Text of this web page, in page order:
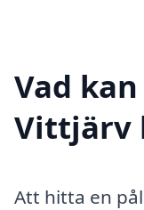
Vad
Vittjärv
Att hitta en